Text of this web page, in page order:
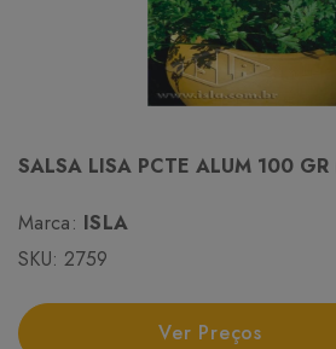
SALSA LISA PCTE ALUM 100 GR
Marca: ISLA
SKU: 2759
Ver Preços